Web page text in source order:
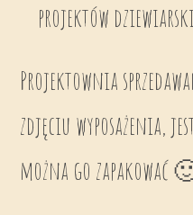
projektów
Projektownia
zdjęciu wyposażenia,
można go zapakować